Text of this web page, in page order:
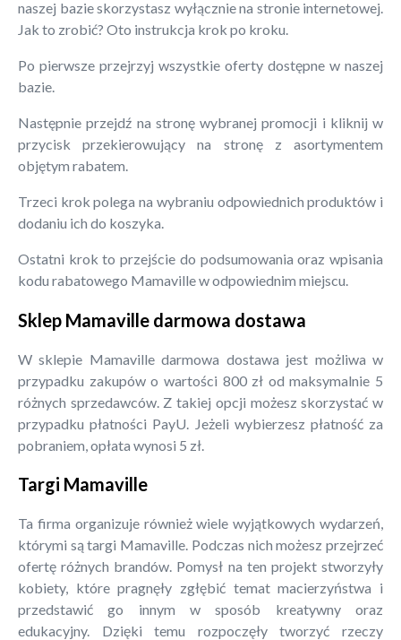
naszej bazie skorzystasz wyłącznie na stronie internetowej.
Jak to zrobić? Oto instrukcja krok po kroku.
Po pierwsze przejrzyj wszystkie oferty dostępne w naszej
bazie.
Następnie przejdź na stronę wybranej promocji i kliknij w
przycisk przekierowujący na stronę z asortymentem
objętym rabatem.
Trzeci krok polega na wybraniu odpowiednich produktów i
dodaniu ich do koszyka.
Ostatni krok to przejście do podsumowania oraz wpisania
kodu rabatowego Mamaville w odpowiednim miejscu.
Sklep Mamaville darmowa dostawa
W sklepie Mamaville darmowa dostawa jest możliwa w
przypadku zakupów o wartości 800 zł od maksymalnie 5
różnych sprzedawców. Z takiej opcji możesz skorzystać w
przypadku płatności PayU. Jeżeli wybierzesz płatność za
pobraniem, opłata wynosi 5 zł.
Targi Mamaville
Ta firma organizuje również wiele wyjątkowych wydarzeń,
którymi są targi Mamaville. Podczas nich możesz przejrzeć
ofertę różnych brandów. Pomysł na ten projekt stworzyły
kobiety, które pragnęły zgłębić temat macierzyństwa i
przedstawić go innym w sposób kreatywny oraz
edukacyjny. Dzięki temu rozpoczęły tworzyć rzeczy